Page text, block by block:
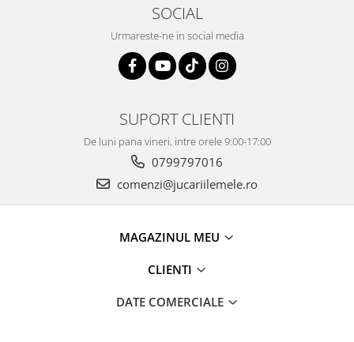
SOCIAL
Urmareste-ne in social media
SUPORT CLIENTI
De luni pana vineri, intre orele 9:00-17:00
0799797016
comenzi@jucariilemele.ro
MAGAZINUL MEU
CLIENTI
DATE COMERCIALE